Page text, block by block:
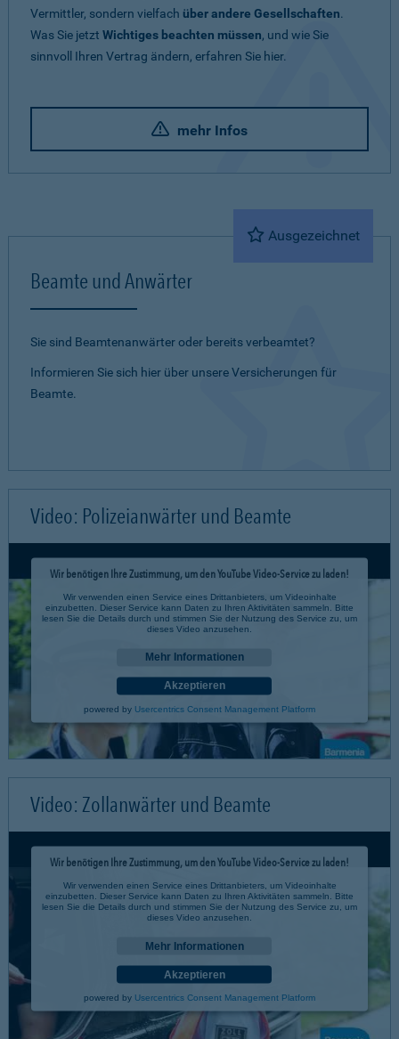
Vermittler, sondern vielfach über andere Gesellschaften.
Was Sie jetzt Wichtiges beachten müssen, und wie Sie
sinnvoll Ihren Vertrag ändern, erfahren Sie hier.
mehr Infos
Ausgezeichnet
Beamte und Anwärter
Sie sind Beamtenanwärter oder bereits verbeamtet?
Informieren Sie sich hier über unsere Versicherungen für
Beamte.
Video: Polizeianwärter und Beamte
Wir benötigen Ihre Zustimmung, um den YouTube Video-Service zu laden!
Wir verwenden einen Service eines Drittanbieters, um Videoinhalte
einzubetten. Dieser Service kann Daten zu Ihren Aktivitäten sammeln. Bitte
lesen Sie die Details durch und stimmen Sie der Nutzung des Service zu, um
dieses Video anzusehen.
Mehr Informationen
Akzeptieren
powered by Usercentrics Consent Management Platform
Video: Zollanwärter und Beamte
Wir benötigen Ihre Zustimmung, um den YouTube Video-Service zu laden!
Wir verwenden einen Service eines Drittanbieters, um Videoinhalte
einzubetten. Dieser Service kann Daten zu Ihren Aktivitäten sammeln. Bitte
lesen Sie die Details durch und stimmen Sie der Nutzung des Service zu, um
dieses Video anzusehen.
Mehr Informationen
Akzeptieren
powered by Usercentrics Consent Management Platform